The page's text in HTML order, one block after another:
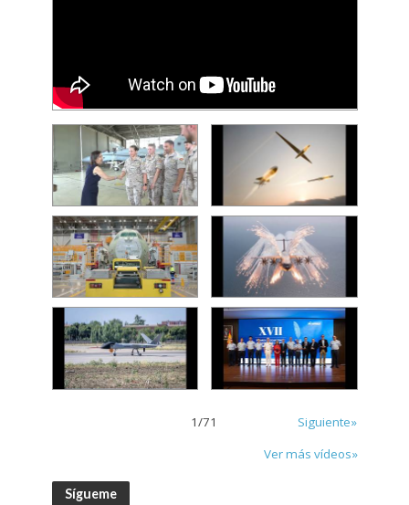
1/71
Siguiente»
Ver más vídeos»
Sígueme